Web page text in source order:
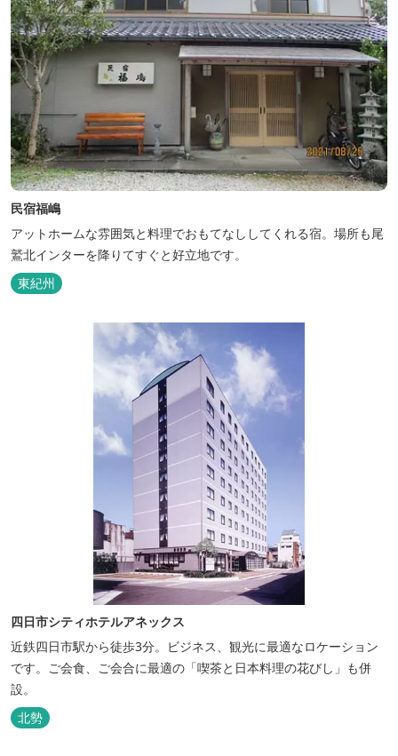
民宿福嶋
アットホームな雰囲気と料理でおもてなししてくれる宿。場所も尾
鷲北インターを降りてすぐと好立地です。
東紀州
四日市シティホテルアネックス
近鉄四日市駅から徒歩3分。ビジネス、観光に最適なロケーション
です。ご会食、ご会合に最適の「喫茶と日本料理の花びし」も併
設。
北勢